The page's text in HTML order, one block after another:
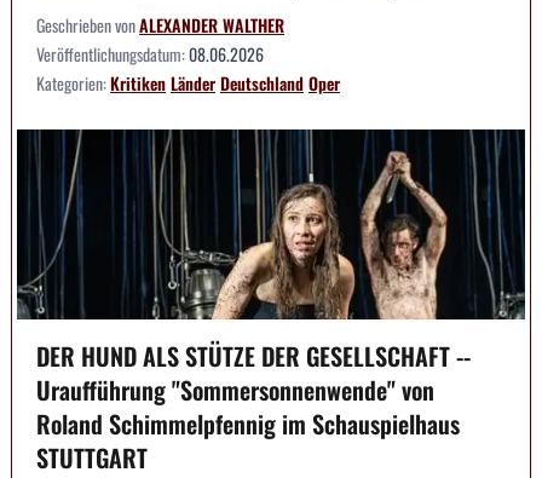
Geschrieben vonALEXANDER WALTHER
Veröffentlichungsdatum:08.06.2026
Kategorien:KritikenLänderDeutschlandOper
DER HUND ALS STÜTZE DER GESELLSCHAFT --
Uraufführung "Sommersonnenwende" von
Roland Schimmelpfennig im Schauspielhaus
STUTTGART